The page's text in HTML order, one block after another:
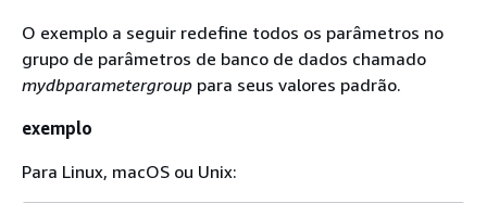
O exemplo a seguir redefine todos os parâmetros no
grupo de parâmetros de banco de dados chamado
mydbparametergroup para seus valores padrão.
exemplo
Para Linux, macOS ou Unix: